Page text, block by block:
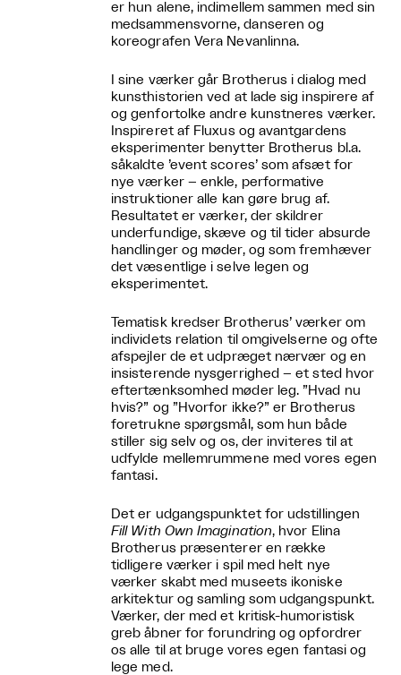
er hun alene, indimellem sammen med sin
medsammensvorne, danseren og
koreografen Vera Nevanlinna.
I sine værker går Brotherus i dialog med
kunsthistorien ved at lade sig inspirere af
og genfortolke andre kunstneres værker.
Inspireret af Fluxus og avantgardens
eksperimenter benytter Brotherus bl.a.
såkaldte ’event scores’ som afsæt for
nye værker – enkle, performative
instruktioner alle kan gøre brug af.
Resultatet er værker, der skildrer
underfundige, skæve og til tider absurde
handlinger og møder, og som fremhæver
det væsentlige i selve legen og
eksperimentet.
Tematisk kredser Brotherus’ værker om
individets relation til omgivelserne og ofte
afspejler de et udpræget nærvær og en
insisterende nysgerrighed – et sted hvor
eftertænksomhed møder leg. ”Hvad nu
hvis?” og ”Hvorfor ikke?” er Brotherus
foretrukne spørgsmål, som hun både
stiller sig selv og os, der inviteres til at
udfylde mellemrummene med vores egen
fantasi.
Det er udgangspunktet for udstillingen
Fill With Own Imagination, hvor Elina
Brotherus præsenterer en række
tidligere værker i spil med helt nye
værker skabt med museets ikoniske
arkitektur og samling som udgangspunkt.
Værker, der med et kritisk-humoristisk
greb åbner for forundring og opfordrer
os alle til at bruge vores egen fantasi og
lege med.